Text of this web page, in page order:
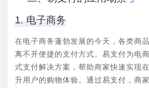
1. 电子商务
在电子商务蓬勃发展的今天，各类商
离不开便捷的支付方式。易支付为电
式支付解决方案，帮助商家快速实现
升用户的购物体验。通过易支付，商